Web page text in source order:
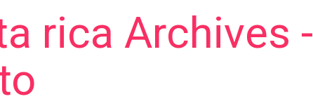
rica Archives -